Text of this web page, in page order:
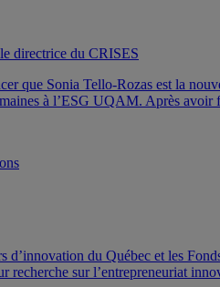
directrice du CRISES
que Sonia Tello-Rozas est la
à l’ESG UQAM. Après
d’innovation du Québec et les
recherche sur l’entrepreneuriat